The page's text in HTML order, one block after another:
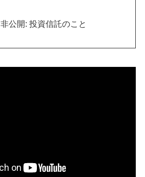
非公開: 投資信託のこと